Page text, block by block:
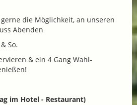
die Möglichkeit, an unseren
Abenden
So.
& ein 4 Gang Wahl-
im Hotel - Restaurant)